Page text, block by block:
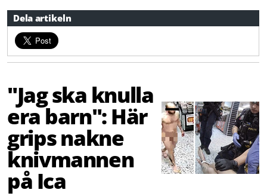
Dela artikeln
"Jag ska knulla
era barn": Här
grips nakne
knivmannen
på Ica